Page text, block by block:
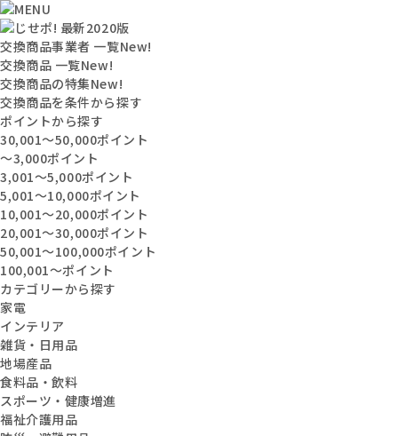
交換商品事業者 一覧New!
交換商品 一覧New!
交換商品の特集New!
交換商品を条件から探す
ポイントから探す
30,001〜50,000ポイント
〜3,000ポイント
3,001〜5,000ポイント
5,001〜10,000ポイント
10,001〜20,000ポイント
20,001〜30,000ポイント
50,001〜100,000ポイント
100,001〜ポイント
カテゴリーから探す
家電
インテリア
雑貨・日用品
地場産品
食料品・飲料
スポーツ・健康増進
福祉介護用品